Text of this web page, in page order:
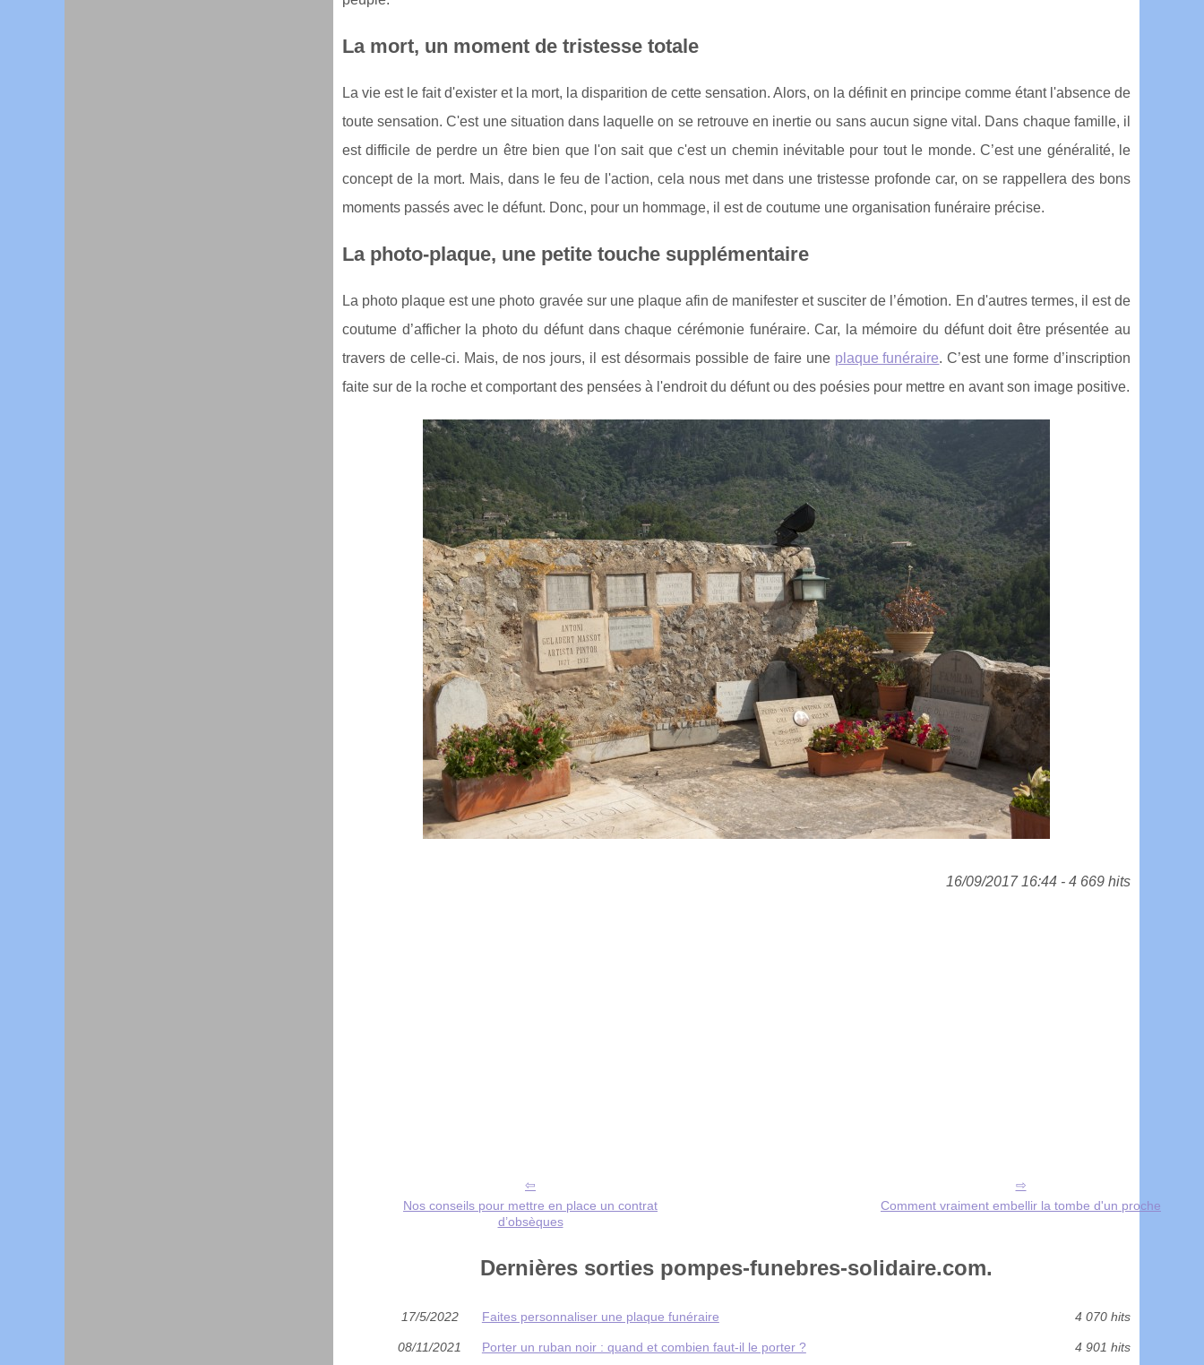
La mort, un moment de tristesse totale
La vie est le fait d'exister et la mort, la disparition de cette sensation. Alors, on la définit en principe comme étant l'absence de
toute sensation. C'est une situation dans laquelle on se retrouve en inertie ou sans aucun signe vital. Dans chaque famille, il
est difficile de perdre un être bien que l'on sait que c'est un chemin inévitable pour tout le monde. C’est une généralité, le
concept de la mort. Mais, dans le feu de l'action, cela nous met dans une tristesse profonde car, on se rappellera des bons
moments passés avec le défunt. Donc, pour un hommage, il est de coutume une organisation funéraire précise.
La photo-plaque, une petite touche supplémentaire
La photo plaque est une photo gravée sur une plaque afin de manifester et susciter de l’émotion. En d'autres termes, il est de
coutume d’afficher la photo du défunt dans chaque cérémonie funéraire. Car, la mémoire du défunt doit être présentée au
travers de celle-ci. Mais, de nos jours, il est désormais possible de faire une plaque funéraire. C’est une forme d’inscription
faite sur de la roche et comportant des pensées à l'endroit du défunt ou des poésies pour mettre en avant son image positive.
16/09/2017 16:44 - 4 669 hits
Nos conseils pour mettre en place un contrat
d’obsèques
Comment vraiment embellir la tombe d'un proche
Dernières sorties pompes-funebres-solidaire.com.
17/5/2022 Faites personnaliser une plaque funéraire 4 070 hits
08/11/2021 Porter un ruban noir : quand et combien faut-il le porter ? 4 901 hits